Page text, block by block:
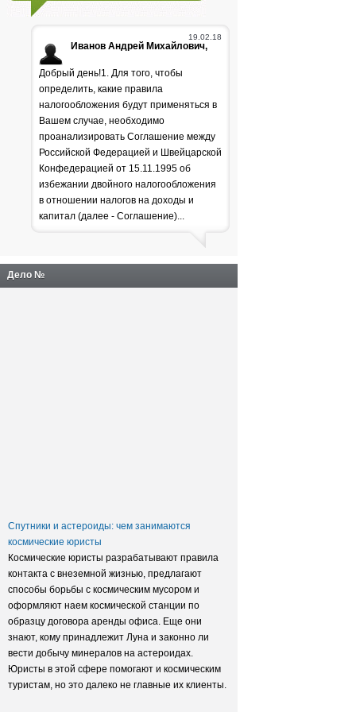
Генпрокуратура
раскритиковала положение
дел в лесной отрасли
19.02.18
Иванов Андрей Михайлович,
Добрый день!1. Для того, чтобы
определить, какие правила
налогообложения будут применяться в
Вашем случае, необходимо
проанализировать Соглашение между
Российской Федерацией и Швейцарской
Конфедерацией от 15.11.1995 об
избежании двойного налогообложения
в отношении налогов на доходы и
капитал (далее - Соглашение)...
Дело №
Спутники и астероиды: чем занимаются
космические юристы
Космические юристы разрабатывают правила
контакта с внеземной жизнью, предлагают
способы борьбы с космическим мусором и
оформляют наем космической станции по
образцу договора аренды офиса. Еще они
знают, кому принадлежит Луна и законно ли
вести добычу минералов на астероидах.
Юристы в этой сфере помогают и космическим
туристам, но это далеко не главные их клиенты.